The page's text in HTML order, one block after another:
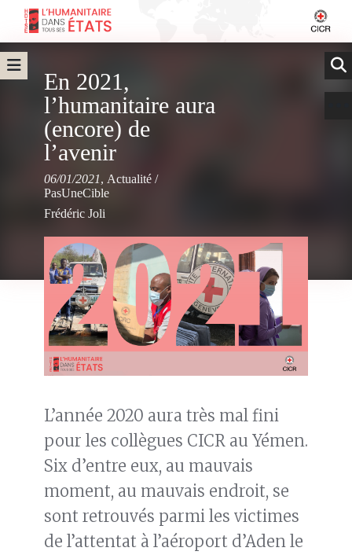
En 2021,
l’humanitaire aura
(encore) de
l’avenir
06/01/2021, Actualité /
PasUneCible
Frédéric Joli
L’année 2020 aura très mal fini
pour les collègues CICR au Yémen.
Six d’entre eux, au mauvais
moment, au mauvais endroit, se
sont retrouvés parmi les victimes
de l’attentat à l’aéroport d’Aden le